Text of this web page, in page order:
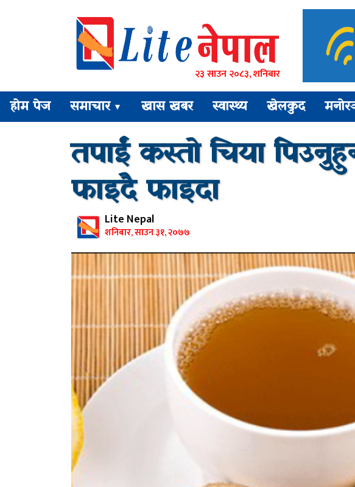
२३ साउन २०८३, शनिबार
होम पेज समाचार ▼ खास खबर स्वास्थ्य खेलकुद
तपाईं कस्तो चिया
फाइदै फाइदा
Lite Nepal
शनिबार, साउन ३१, २०७७